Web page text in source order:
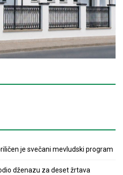
je svečani mevludski program
dženazu za deset žrtava